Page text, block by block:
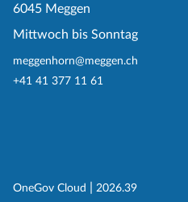
6045 Meggen
Mittwoch bis Sonntag
meggenhorn@meggen.ch
+41 41 377 11 61
OneGov Cloud (External Link)
2026.39